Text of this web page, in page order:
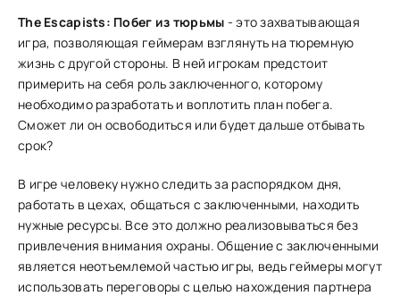
The Escapists: Побег из тюрьмы - это захватывающая
игра, позволяющая геймерам взглянуть на тюремную
жизнь с другой стороны. В ней игрокам предстоит
примерить на себя роль заключенного, которому
необходимо разработать и воплотить план побега.
Сможет ли он освободиться или будет дальше отбывать
срок?
В игре человеку нужно следить за распорядком дня,
работать в цехах, общаться с заключенными, находить
нужные ресурсы. Все это должно реализовываться без
привлечения внимания охраны. Общение с заключенными
является неотъемлемой частью игры, ведь геймеры могут
использовать переговоры с целью нахождения партнера